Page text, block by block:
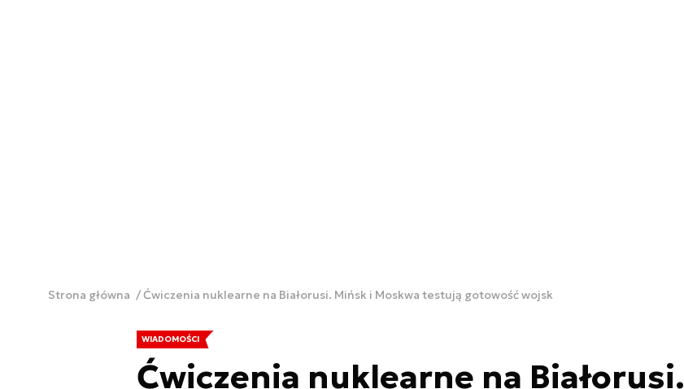
Strona główna Ćwiczenia nuklearne na Białorusi. Mińsk i Moskwa testują gotowość wojsk
WIADOMOŚCI
Ćwiczenia nuklearne na Białorusi.